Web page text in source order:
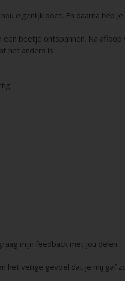
eigenlijk doet. En daarna heb
beetje ontspannen. Na
het anders is.
mijn feedback met jou delen.
het veilige gevoel dat je mij gaf